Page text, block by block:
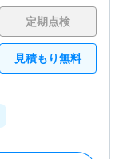
定期点検
見積もり無料